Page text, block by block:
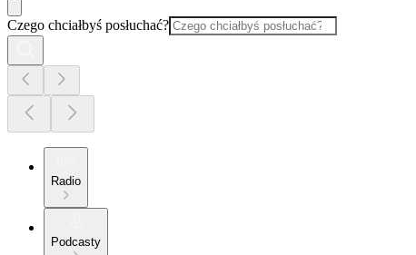
Czego chciałbyś posłuchać?
Radio
Podcasty